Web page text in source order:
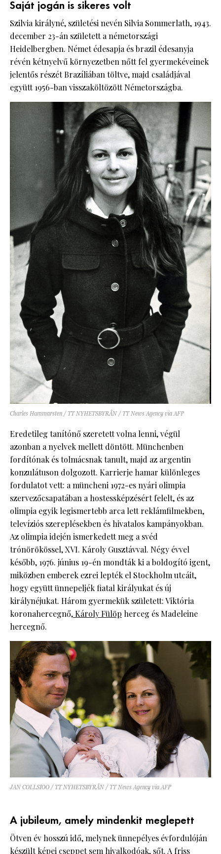
Saját jogán is sikeres volt
Szilvia királyné, születési nevén Silvia Sommerlath, 1943.
december 23-án született a németországi
Heidelbergben. Német édesapja és brazil édesanyja
révén kétnyelvű környezetben nőtt fel gyermekéveinek
jelentős részét Brazíliában töltve, majd családjával
együtt 1956-ban visszaköltözött Németországba.
Charles Hammarsten / TT NYHETSBYRÅN / TT News Agency via AFP
Eredetileg tanítónő szeretett volna lenni, végül
azonban a nyelvek mellett döntött. Münchenben
fordítónak és tolmácsnak tanult, majd az argentin
konzulátuson dolgozott. Karrierje hamar különleges
fordulatot vett: a müncheni 1972-es nyári olimpia
szervezőcsapatában a hostessképzésért felelt, és az
olimpia egyik legismertebb arca lett reklámfilmekben,
televíziós szereplésekben és hivatalos kampányokban.
Az olimpia idején ismerkedett meg a svéd
trónörökössel, XVI. Károly Gusztávval. Négy évvel
később, 1976. június 19-én mondták ki a boldogító igent,
miközben emberek ezrei lepték el Stockholm utcáit,
hogy együtt ünnepeljék fiatal királyukat és új
királynéjukat. Három gyermekük született: Viktória
koronahercegnő,Károly Fülöp herceg és Madeleine
hercegnő.
JAN COLLSIOO / TT NYHETSBYRÅN / TT News Agency via AFP
A jubileum, amely mindenkit meglepett
Ötven év hosszú idő, melynek ünnepélyes évfordulóján
készült képei cseppet sem hivalkodóak, sőt. A friss